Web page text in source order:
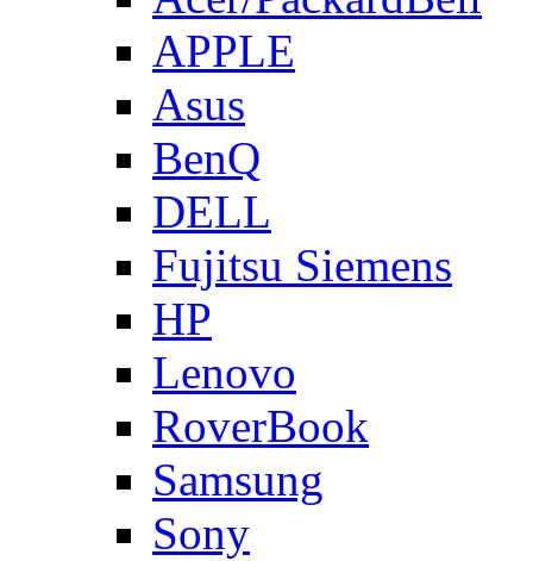
APPLE
Asus
BenQ
DELL
Fujitsu Siemens
HP
Lenovo
RoverBook
Samsung
Sony